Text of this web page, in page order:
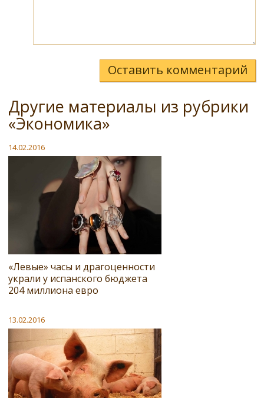
Оставить комментарий
Другие материалы из рубрики
«Экономика»
14.02.2016
«Левые» часы и драгоценности
украли у испанского бюджета
204 миллиона евро
13.02.2016